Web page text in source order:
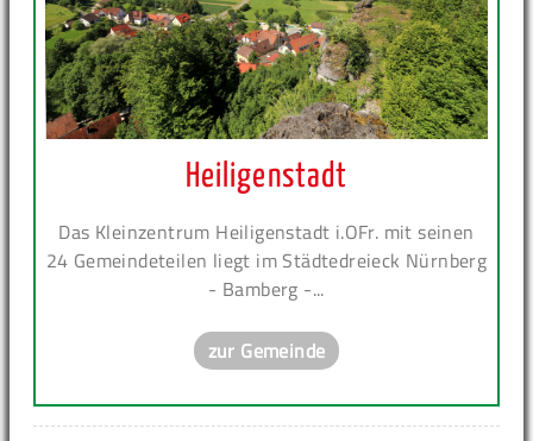
Heiligenstadt
Das Kleinzentrum Heiligenstadt i.OFr. mit seinen
24 Gemeindeteilen liegt im Städtedreieck Nürnberg
- Bamberg -...
zur Gemeinde